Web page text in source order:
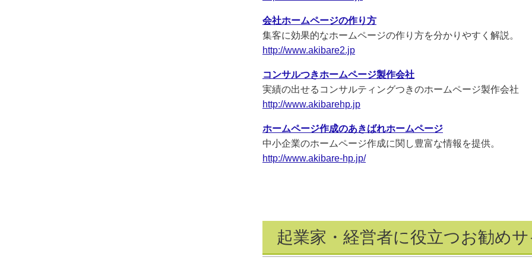
会社ホームページの作り方
集客に効果的なホームページの作り方を分かりやすく解説。
http://www.akibare2.jp
コンサルつきホームページ製作会社
実績の出せるコンサルティングつきのホームページ製作会社
http://www.akibarehp.jp
ホームページ作成のあきばれホームページ
中小企業のホームページ作成に関し豊富な情報を提供。
http://www.akibare-hp.jp/
起業家・経営者に役立つお勧め